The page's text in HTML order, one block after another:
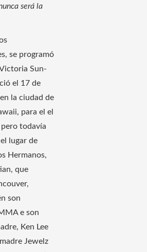
será la
se programó
Sun-
el 17 de
la ciudad de
para el el
todavía
lugar de
Hermanos,
que
son
e son
Ken Lee
Jewelz